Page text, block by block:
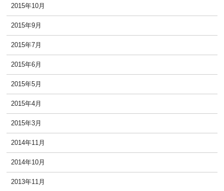
2015年10月
2015年9月
2015年7月
2015年6月
2015年5月
2015年4月
2015年3月
2014年11月
2014年10月
2013年11月